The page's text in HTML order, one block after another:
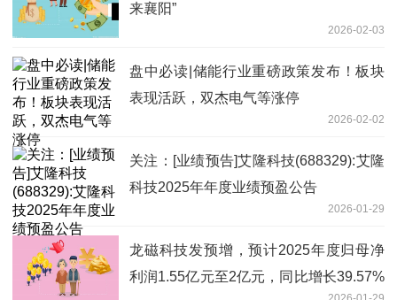
来襄阳”
2026-02-03
盘中必读|储能行业重磅政策发布！板块
表现活跃，双杰电气等涨停
2026-02-02
关注：[业绩预告]艾隆科技(688329):艾隆
科技2025年年度业绩预盈公告
2026-01-29
龙磁科技发预增，预计2025年度归母净
利润1.55亿元至2亿元，同比增长39.57%